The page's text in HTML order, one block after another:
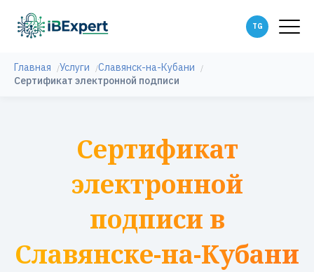
Главная Услуги
Славянск-на-Кубани
Сертификат электронной подписи
Сертификат
электронной
подписи в
Славянске-на-Кубани